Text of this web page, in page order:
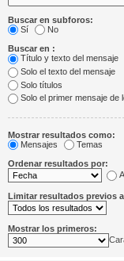
Buscar en subforos:
Sí
No
Buscar en :
Título y texto del mensaje
Solo el texto del mensaje
Solo títulos
Solo el primer mensaje de
Mostrar resultados como:
Mensajes
Temas
Ordenar resultados por:
Limitar resultados previos
Mostrar los primeros: